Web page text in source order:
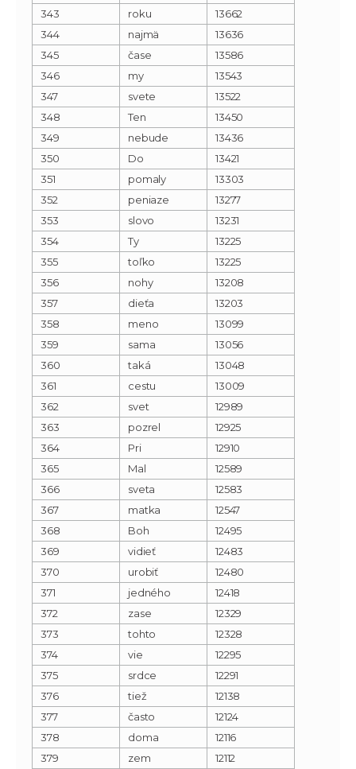
343
roku
13662
344
najmä
13636
345
čase
13586
346
my
13543
347
svete
13522
348
Ten
13450
349
nebude
13436
350
Do
13421
351
pomaly
13303
352
peniaze
13277
353
slovo
13231
354
Ty
13225
355
toľko
13225
356
nohy
13208
357
dieťa
13203
358
meno
13099
359
sama
13056
360
taká
13048
361
cestu
13009
362
svet
12989
363
pozrel
12925
364
Pri
12910
365
Mal
12589
366
sveta
12583
367
matka
12547
368
Boh
12495
369
vidieť
12483
370
urobiť
12480
371
jedného
12418
372
zase
12329
373
tohto
12328
374
vie
12295
375
srdce
12291
376
tiež
12138
377
často
12124
378
doma
12116
379
zem
12112